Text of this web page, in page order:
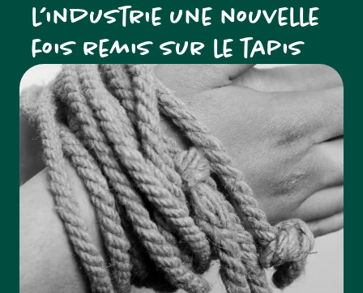
l’industrie une nouvelle
fois remis sur le tapis